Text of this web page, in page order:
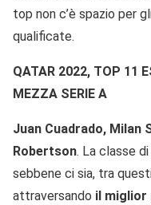
top non c’è spazio per
qualificate.
QATAR 2022, TOP 11
MEZZA SERIE A
Juan Cuadrado, Milan
Robertson. La classe
sebbene ci sia, tra
attraversando il miglior